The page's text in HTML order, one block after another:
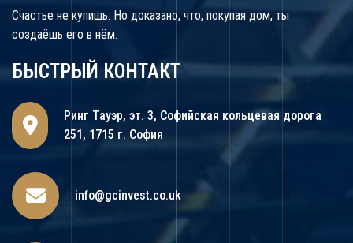
Счастье не купишь. Но доказано, что, покупая дом, ты
создаёшь его в нём.
БЫСТРЫЙ КОНТАКТ
Ринг Тауэр, эт. 3, Софийская кольцевая дорога
251, 1715 г. София
info@gcinvest.co.uk